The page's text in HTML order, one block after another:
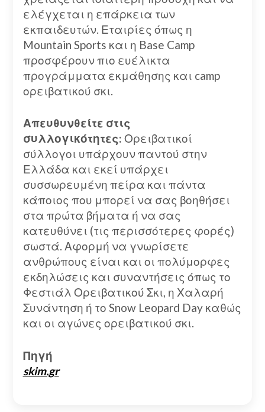
ελέγχεται η επάρκεια των
εκπαιδευτών. Εταιρίες όπως η
Mountain Sports και η Base Camp
προσφέρουν πιο ευέλικτα
προγράμματα εκμάθησης και camp
ορειβατικού σκι.
Απευθυνθείτε στις
συλλογικότητες: Ορειβατικοί
σύλλογοι υπάρχουν παντού στην
Ελλάδα και εκεί υπάρχει
συσσωρευμένη πείρα και πάντα
κάποιος που μπορεί να σας βοηθήσει
στα πρώτα βήματα ή να σας
κατευθύνει (τις περισσότερες φορές)
σωστά. Αφορμή να γνωρίσετε
ανθρώπους είναι και οι πολύμορφες
εκδηλώσεις και συναντήσεις όπως το
Φεστιάλ Ορειβατικού Σκι, η Χαλαρή
Συνάντηση ή το Snow Leopard Day καθώς
και οι αγώνες ορειβατικού σκι.
Πηγή
skim.gr